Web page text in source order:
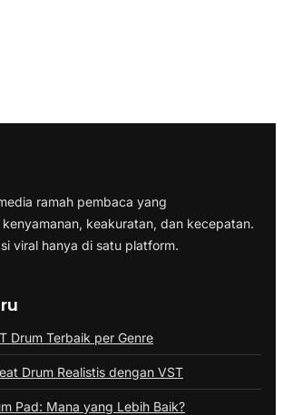
ramah pembaca yang
keakuratan, dan kecepatan.
viral hanya di satu platform.
Drum Terbaik per Genre
Drum Realistis dengan VST
Pad: Mana yang Lebih Baik?